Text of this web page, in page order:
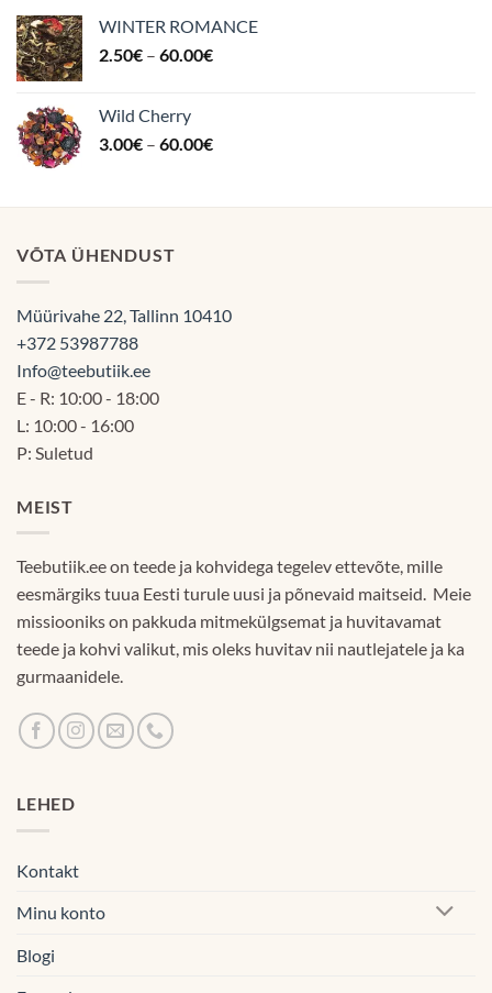
WINTER ROMANCE
2.50€ – 60.00€Hinnavahemik:
Wild Cherry
3.00€ – 60.00€Hinnavahemik:
60.00€
VÕTA ÜHENDUST
Müürivahe 22, Tallinn 10410
+372 53987788
Info@teebutiik.ee
E - R: 10:00 - 18:00
L: 10:00 - 16:00
P: Suletud
MEIST
Teebutiik.ee on teede ja kohvidega tegelev ettevõte, mille
eesmärgiks tuua Eesti turule uusi ja põnevaid maitseid. Meie
missiooniks on pakkuda mitmekülgsemat ja huvitavamat
teede ja kohvi valikut, mis oleks huvitav nii nautlejatele ja ka
gurmaanidele.
LEHED
Kontakt
Minu konto
Blogi